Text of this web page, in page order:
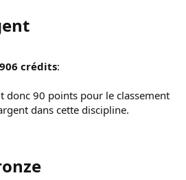
906 crédits:
donc 90 points pour le classement
dans cette discipline.